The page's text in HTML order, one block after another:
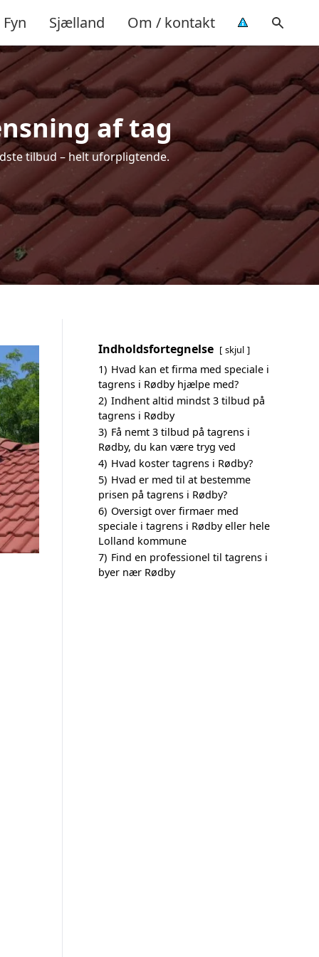
Fyn Sjælland Om / kontakt
af tag
tilbud – helt uforpligtende.
Indholdsfortegnelse skjul
1) Hvad kan et firma med speciale i
tagrens i Rødby hjælpe med?
2) Indhent altid mindst 3 tilbud på
tagrens i Rødby
3) Få nemt 3 tilbud på tagrens i
Rødby, du kan være tryg ved
4) Hvad koster tagrens i Rødby?
5) Hvad er med til at bestemme
prisen på tagrens i Rødby?
6) Oversigt over firmaer med
speciale i tagrens i Rødby eller hele
Lolland kommune
7) Find en professionel til tagrens i
byer nær Rødby